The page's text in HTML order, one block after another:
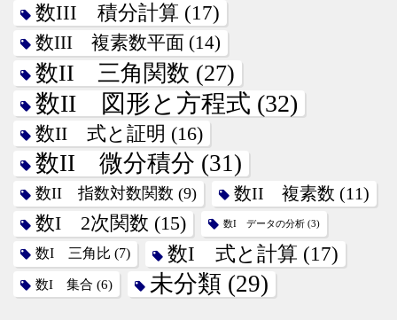
数III 積分計算 (17)
数III 複素数平面 (14)
数II 三角関数 (27)
数II 図形と方程式 (32)
数II 式と証明 (16)
数II 微分積分 (31)
数II 指数対数関数 (9) 数II 複素数 (11)
数I 2次関数 (15) 数I データの分析 (3)
数I 三角比 (7) 数I 式と計算 (17)
数I 集合 (6) 未分類 (29)